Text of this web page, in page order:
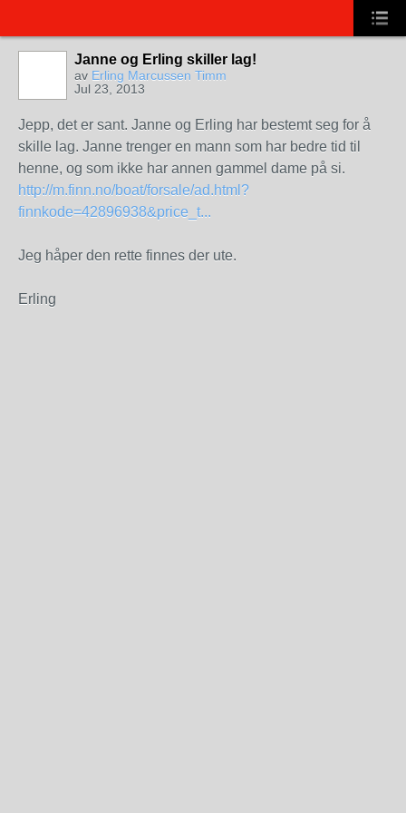
Janne og Erling skiller lag!
av Erling Marcussen Timm
Jul 23, 2013
Jepp, det er sant. Janne og Erling har bestemt seg for å
skille lag. Janne trenger en mann som har bedre tid til
henne, og som ikke har annen gammel dame på si.
http://m.finn.no/boat/forsale/ad.html?
finnkode=42896938&price_t...
Jeg håper den rette finnes der ute.
Erling